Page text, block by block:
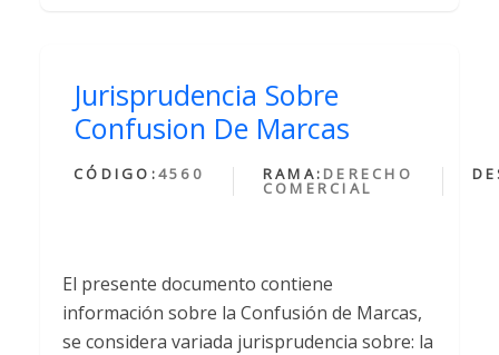
Jurisprudencia Sobre
Confusion De Marcas
CÓDIGO:4560 RAMA: DERECHO
COMERCIAL
El presente documento contiene
información sobre la Confusión de Marcas,
se considera variada jurisprudencia sobre: la